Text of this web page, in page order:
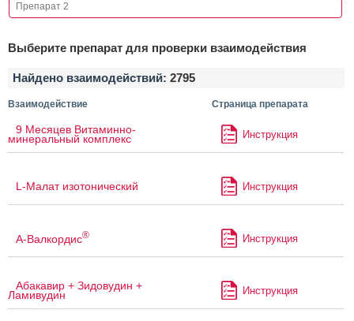
Выберите препарат для проверки взаимодействия
Найдено взаимодействий: 2795
Взаимодействие Страница препарата
9 Месяцев Витаминно-
минеральный комплекс Инструкция
L-Малат изотонический Инструкция
А-Валкордис® Инструкция
Абакавир + Зидовудин +
Ламивудин Инструкция